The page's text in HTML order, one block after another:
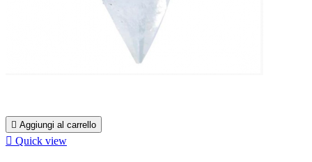
 Aggiungi al carrello
 Quick view